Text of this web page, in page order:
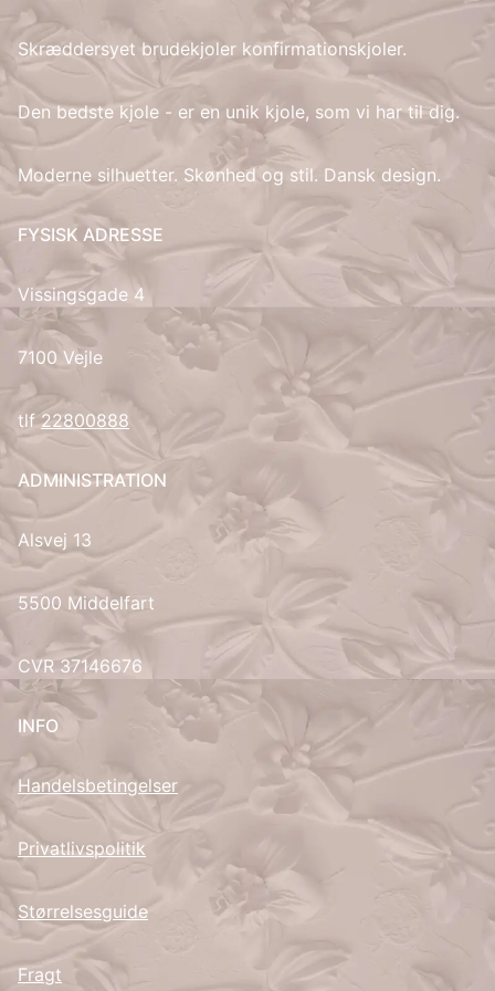
IT
LV
LT
RU
ES
Skræddersyet brudekjoler konfirmationskjoler.
Den bedste kjole - er en unik kjole, som vi har til dig.
Moderne silhuetter. Skønhed og stil. Dansk design.
FYSISK ADRESSE
Vissingsgade 4
7100 Vejle
tlf22800888
ADMINISTRATION
Alsvej 13
5500 Middelfart
CVR 37146676
INFO
Handelsbetingelser
Privatlivspolitik
Størrelsesguide
Fragt